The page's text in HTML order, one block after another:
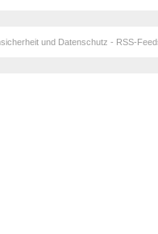
und Datenschutz - RSS-